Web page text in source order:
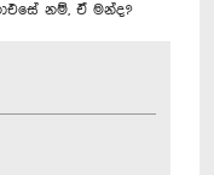
නම්, ඒ මන්ද?